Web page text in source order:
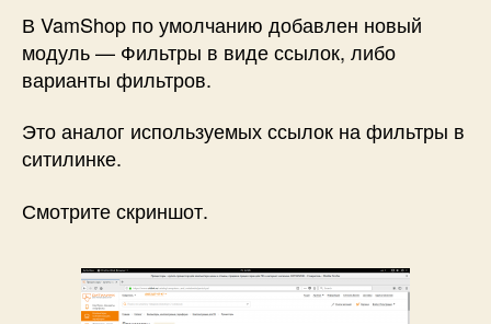
модуль
—
Варианты
В VamShop по умолчанию добавлен новый
модуль — Фильтры в виде ссылок, либо
варианты фильтров.
Это аналог используемых ссылок на фильтры в
ситилинке.
Смотрите скриншот.